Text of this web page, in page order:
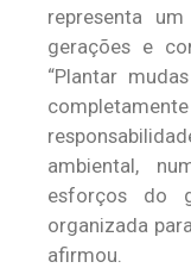
representa
gerações e
“Plantar
ambiental,
esforços do
organizada
afirmou.